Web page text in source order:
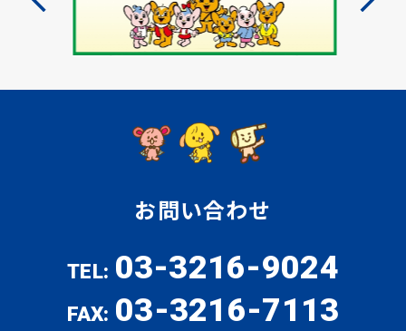
お問い合わせ
TEL: 03-3216-9024
FAX: 03-3216-7113